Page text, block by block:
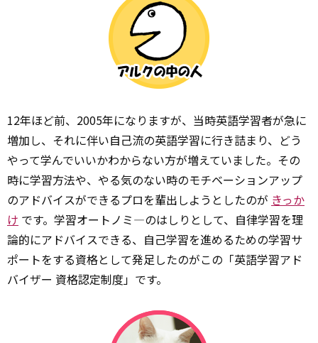
12年ほど前、2005年になりますが、当時英語学習者が急に
増加し、それに伴い自己流の英語学習に行き詰まり、どう
やって学んでいいかわからない方が増えていました。その
時に学習方法や、やる気のない時のモチベーションアップ
のアドバイスができるプロを輩出しようとしたのが きっか
け です。学習オートノミ―のはしりとして、自律学習を理
論的にアドバイスできる、自己学習を進めるための学習サ
ポートをする資格として発足したのがこの「英語学習アド
バイザー 資格認定制度」です。